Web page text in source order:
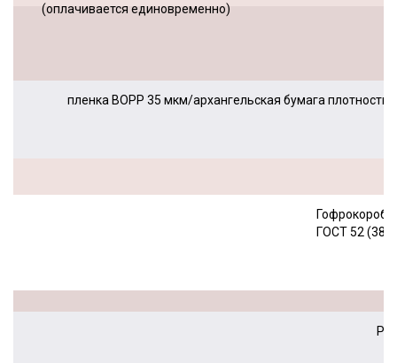
(оплачивается единовременно)
пленка BOPP 35 мкм/архангельская бумага
Гофрокороб
ГОСТ 52